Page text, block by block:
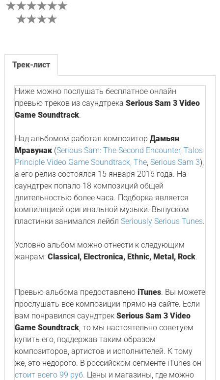
Трек-лист
Ниже можно послушать бесплатное онлайн
превью треков из саундтрека Serious Sam 3 Video
Game Soundtrack.
Над альбомом работал композитор Дамьян
Мравунак(Serious Sam: The Second Encounter, Talos
Principle Video Game Soundtrack, The, Serious Sam 3),
а его релиз состоялся 15 января 2016 года. На
саундтрек попало 18 композиций общей
длительностью более часа. Подборка является
компиляцией оригинальной музыки. Выпуском
пластинки занимался лейбл Seriously Serious Tunes.
Условно альбом можно отнести к следующим
жанрам: Classical, Electronica, Ethnic, Metal, Rock.
Превью альбома предоставлено iTunes. Вы можете
прослушать все композиции прямо на сайте. Если
вам понравился саундтрек Serious Sam 3 Video
Game Soundtrack, то мы настоятельно советуем
купить его, поддержав таким образом
композиторов, артистов и исполнителей. К тому
же, это недорого. В российском сегменте iTunes он
стоит всего 99 руб. Цены и магазины, где можно